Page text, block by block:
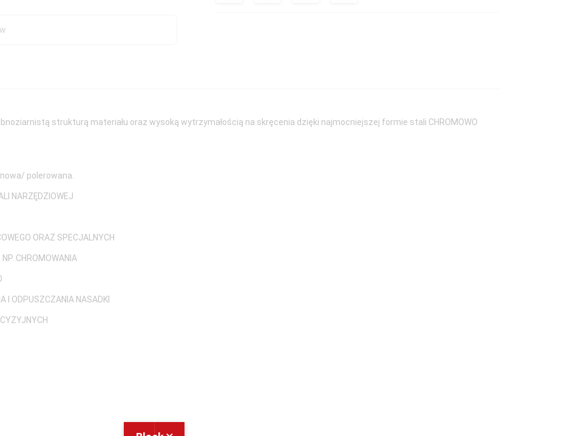
strukturą materiału oraz wysoką wytrzymałością na skręcenia dzięki najmocniejszej formie stali CHROMOWO
polerowana.
NARZĘDZIOWEJ
ORAZ SPECJALNYCH
CHROMOWANIA
I ODPUSZCZANIA NASADKI